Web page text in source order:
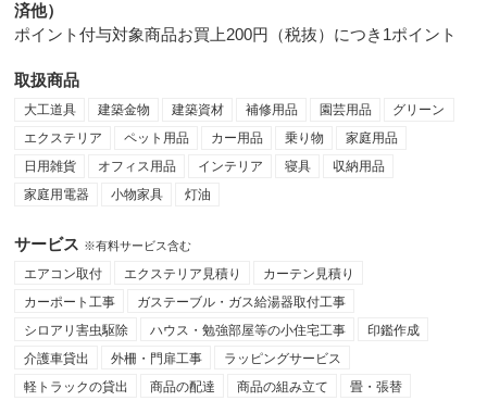
済他）
ポイント付与対象商品お買上200円（税抜）につき1ポイント
取扱商品
大工道具 建築金物 建築資材 補修用品 園芸用品
グリーン
エクステリア
ペット用品 カー用品 乗り物
家庭用品
日用雑貨
オフィス用品 インテリア 寝具
収納用品
家庭用電器
小物家具 灯油
サービス ※有料サービス含む
エアコン取付 エクステリア見積り
カーテン見積り
カーポート工事
ガステーブル・ガス給湯器取付工事
シロアリ害虫駆除
ハウス・勉強部屋等の小住宅工事
印鑑作成
介護車貸出
外柵・門扉工事
ラッピングサービス
軽トラックの貸出
商品の配達 商品の組み立て
畳・張替